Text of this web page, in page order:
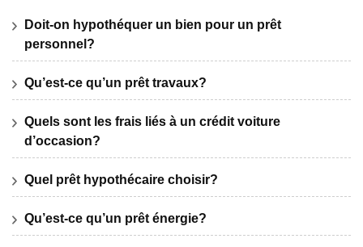
Doit-on hypothéquer un bien pour un prêt
personnel?
Qu’est-ce qu’un prêt travaux?
Quels sont les frais liés à un crédit voiture
d’occasion?
Quel prêt hypothécaire choisir?
Qu’est-ce qu’un prêt énergie?